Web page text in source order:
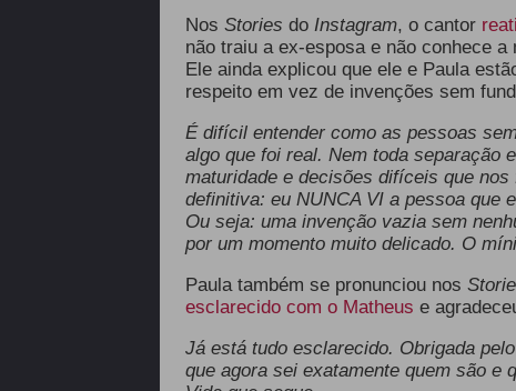
Nos Stories do Instagram, o cantor
não traiu a ex-esposa e não conhece
Ele ainda explicou que ele e Paula
respeito em vez de invenções sem
É difícil entender como as pessoas
algo que foi real. Nem toda separação
maturidade e decisões difíceis que
definitiva: eu NUNCA VI a pessoa que
Ou seja: uma invenção vazia sem
por um momento muito delicado. O
Paula também se pronunciou nos
esclarecido com o Matheus e
Já está tudo esclarecido. Obrigada
que agora sei exatamente quem são e